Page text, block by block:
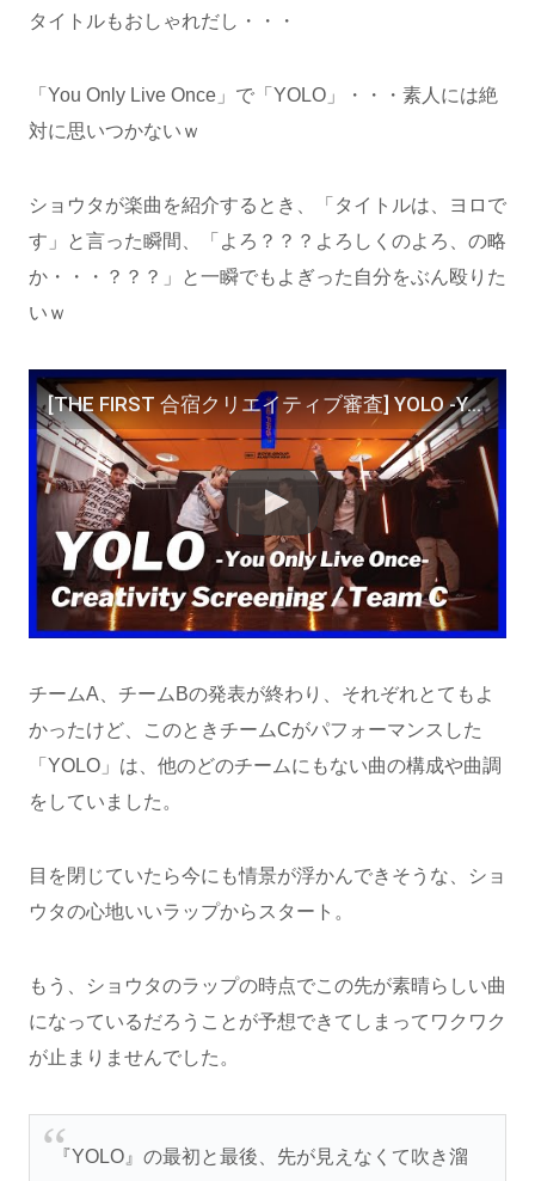
タイトルもおしゃれだし・・・
「You Only Live Once」で「YOLO」・・・素人には絶
対に思いつかないｗ
ショウタが楽曲を紹介するとき、「タイトルは、ヨロで
す」と言った瞬間、「よろ？？？よろしくのよろ、の略
か・・・？？？」と一瞬でもよぎった自分をぶん殴りた
いｗ
[THE FIRST 合宿クリエイティブ審査] YOLO -You Only Live Once- / Team C (ショウタ、シュント、レイ、ルイ、タイキ)
チームA、チームBの発表が終わり、それぞれとてもよ
かったけど、このときチームCがパフォーマンスした
「YOLO」は、他のどのチームにもない曲の構成や曲調
をしていました。
目を閉じていたら今にも情景が浮かんできそうな、ショ
ウタの心地いいラップからスタート。
もう、ショウタのラップの時点でこの先が素晴らしい曲
になっているだろうことが予想できてしまってワクワク
が止まりませんでした。
『YOLO』の最初と最後、先が見えなくて吹き溜